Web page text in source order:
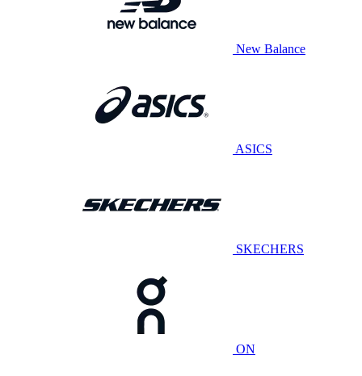
New Balance
ASICS
SKECHERS
ON